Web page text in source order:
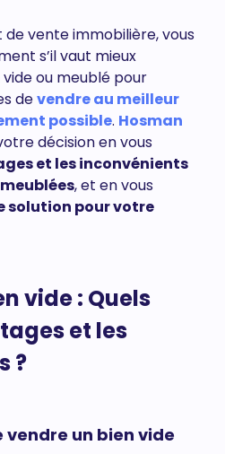
de vente immobilière, vous
s’il vaut mieux
ou meublé pour
devendre au meilleur
possible. Hosman
décision en vous
et les inconvénients
, et en vous
solution pour votre
vide : Quels
et les
?
vendre un bien vide